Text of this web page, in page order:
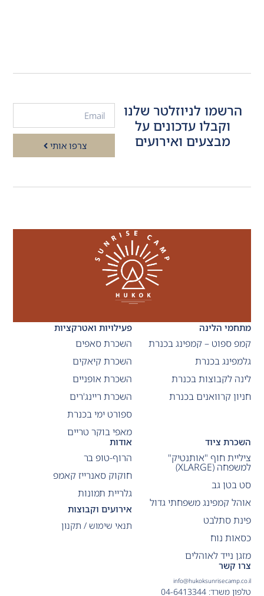
הרשמו לניוזלטר שלנו
וקבלו עדכונים על
מבצעים ואירועים
צרפו אותי
מתחמי הלינה
קמפ ספוט – קמפינג בכנרת
גלמפינג בכנרת
לינה לקבוצות בכנרת
חניון קרוואנים בכנרת
פעילויות ואטרקציות
השכרת סאפים
השכרת קיאקים
השכרת אופניים
השכרת ריינג'רים
ספורט ימי בכנרת
מאפי בוקר טריים
השכרת ציוד
ציליית חוף "אותנטיק"
למשפחה (XLARGE)
סט בטן גב
אוהל קמפינג משפחתי גדול
פינת סתלבט
כסאות נוח
מזגן נייד לאוהלים
אודות
הרוף-טופ בר
חוקוק סאנרייז קאמפ
גלריית תמונות
אירועים וקבוצות
תנאי שימוש / תקנון
צרו קשר
info@hukoksunrisecamp.co.il
טלפון משרד: 04-6413344